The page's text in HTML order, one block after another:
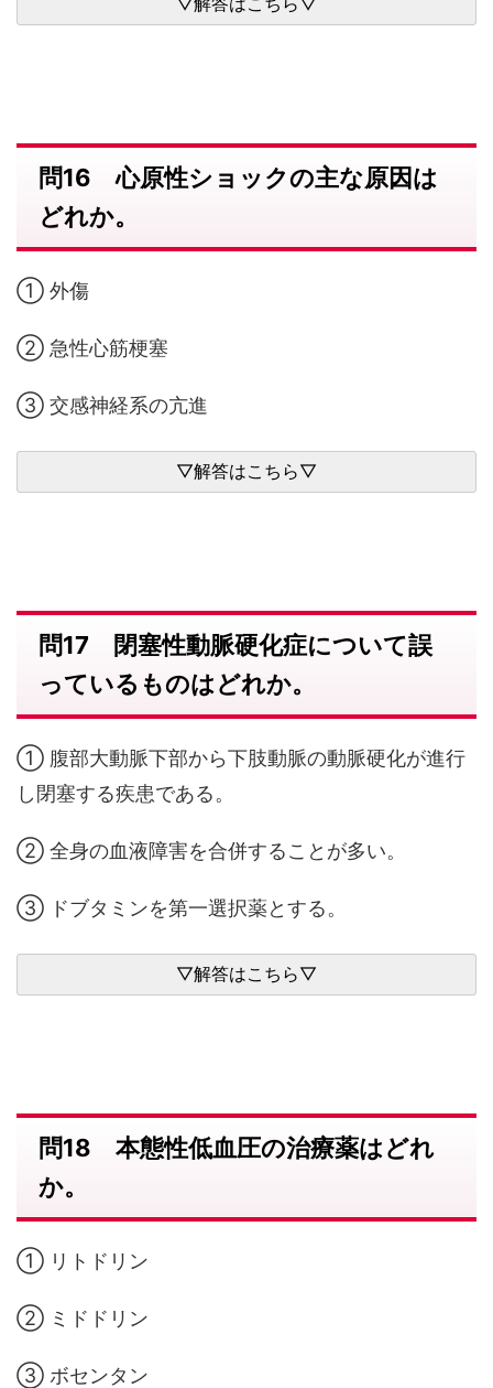
問16 心原性ショックの主な原因は
どれか。
① 外傷
② 急性心筋梗塞
③ 交感神経系の亢進
問17 閉塞性動脈硬化症について誤
っているものはどれか。
① 腹部大動脈下部から下肢動脈の動脈硬化が進行
し閉塞する疾患である。
② 全身の血液障害を合併することが多い。
③ ドブタミンを第一選択薬とする。
問18 本態性低血圧の治療薬はどれ
か。
① リトドリン
② ミドドリン
③ ボセンタン